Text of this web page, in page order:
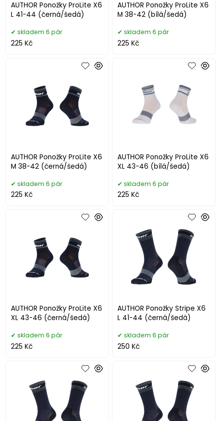
AUTHOR Ponožky ProLite X6
L 41-44 (černá/šedá)
skladem 6 pár
225 Kč
AUTHOR Ponožky ProLite X6
M 38-42 (bílá/šedá)
skladem 6 pár
225 Kč
AUTHOR Ponožky ProLite X6
M 38-42 (černá/šedá)
skladem 6 pár
225 Kč
AUTHOR Ponožky ProLite X6
XL 43-46 (bílá/šedá)
skladem 6 pár
225 Kč
AUTHOR Ponožky ProLite X6
XL 43-46 (černá/šedá)
skladem 6 pár
225 Kč
AUTHOR Ponožky Stripe X6
L 41-44 (černá/šedá)
skladem 6 pár
250 Kč